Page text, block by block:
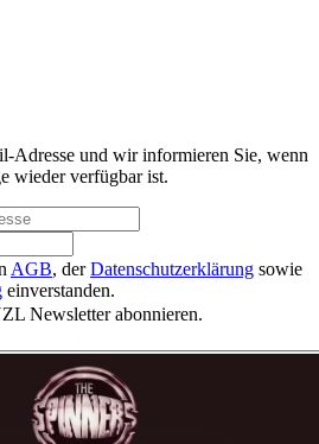
Adresse und wir informieren Sie, wenn
wieder verfügbar ist.
AGB, derDatenschutzerklärung sowie
einverstanden.
Newsletter abonnieren.